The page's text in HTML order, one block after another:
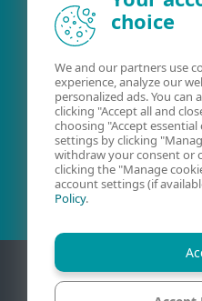
choice
We and our partners use
experience, analyze our
personalized ads. You
clicking "Accept all and
choosing "Accept
settings by clicking
withdraw your consent or
clicking the "Manage
account settings (if
Policy.